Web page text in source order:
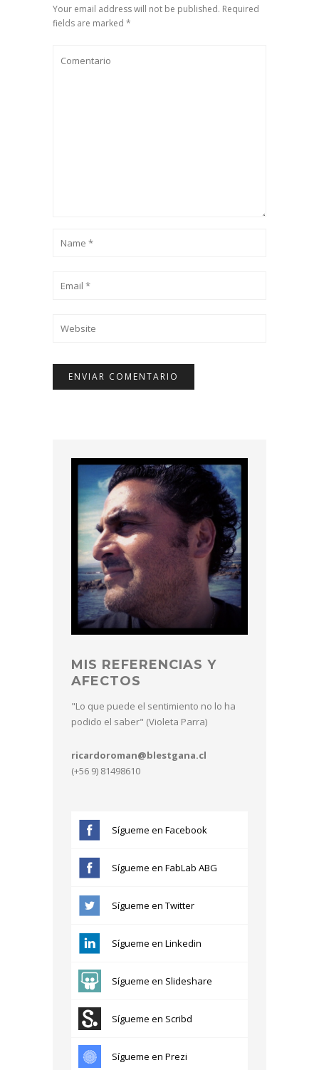
Your email address will not be published. Required
fields are marked *
MIS REFERENCIAS Y
AFECTOS
"Lo que puede el sentimiento no lo ha
podido el saber" (Violeta Parra)
ricardoroman@blestgana.cl
(+56 9) 81498610
Sígueme en Facebook
Sígueme en FabLab ABG
Sígueme en Twitter
Sígueme en Linkedin
Sígueme en Slideshare
Sígueme en Scribd
Sígueme en Prezi